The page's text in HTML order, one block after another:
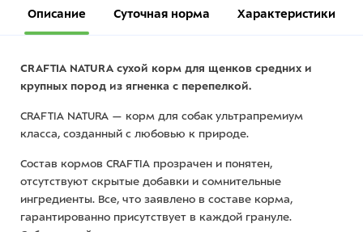
Описание Суточная норма Характеристики
CRAFTIA NATURA сухой корм для щенков средних и
крупных пород из ягненка с перепелкой.
CRAFTIA NATURA — корм для собак ультрапремиум
класса, созданный с любовью к природе.
Состав кормов CRAFTIA прозрачен и понятен,
отсутствуют скрытые добавки и сомнительные
ингредиенты. Все, что заявлено в составе корма,
гарантированно присутствует в каждой грануле.